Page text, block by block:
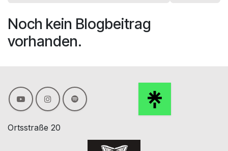
Noch kein Blogbeitrag
vorhanden.
Ortsstraße 20